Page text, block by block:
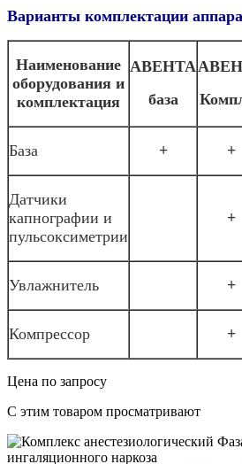
Варианты комплектации
Наименование
оборудования и
комплектация
АВЕНТА
база
База + +
Датчики
капнографии и
пульсоксиметрии
+
Увлажнитель +
Компрессор +
Цена по запросу
C этим товаром просматривают